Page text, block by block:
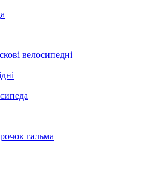
велосипедні
гальма